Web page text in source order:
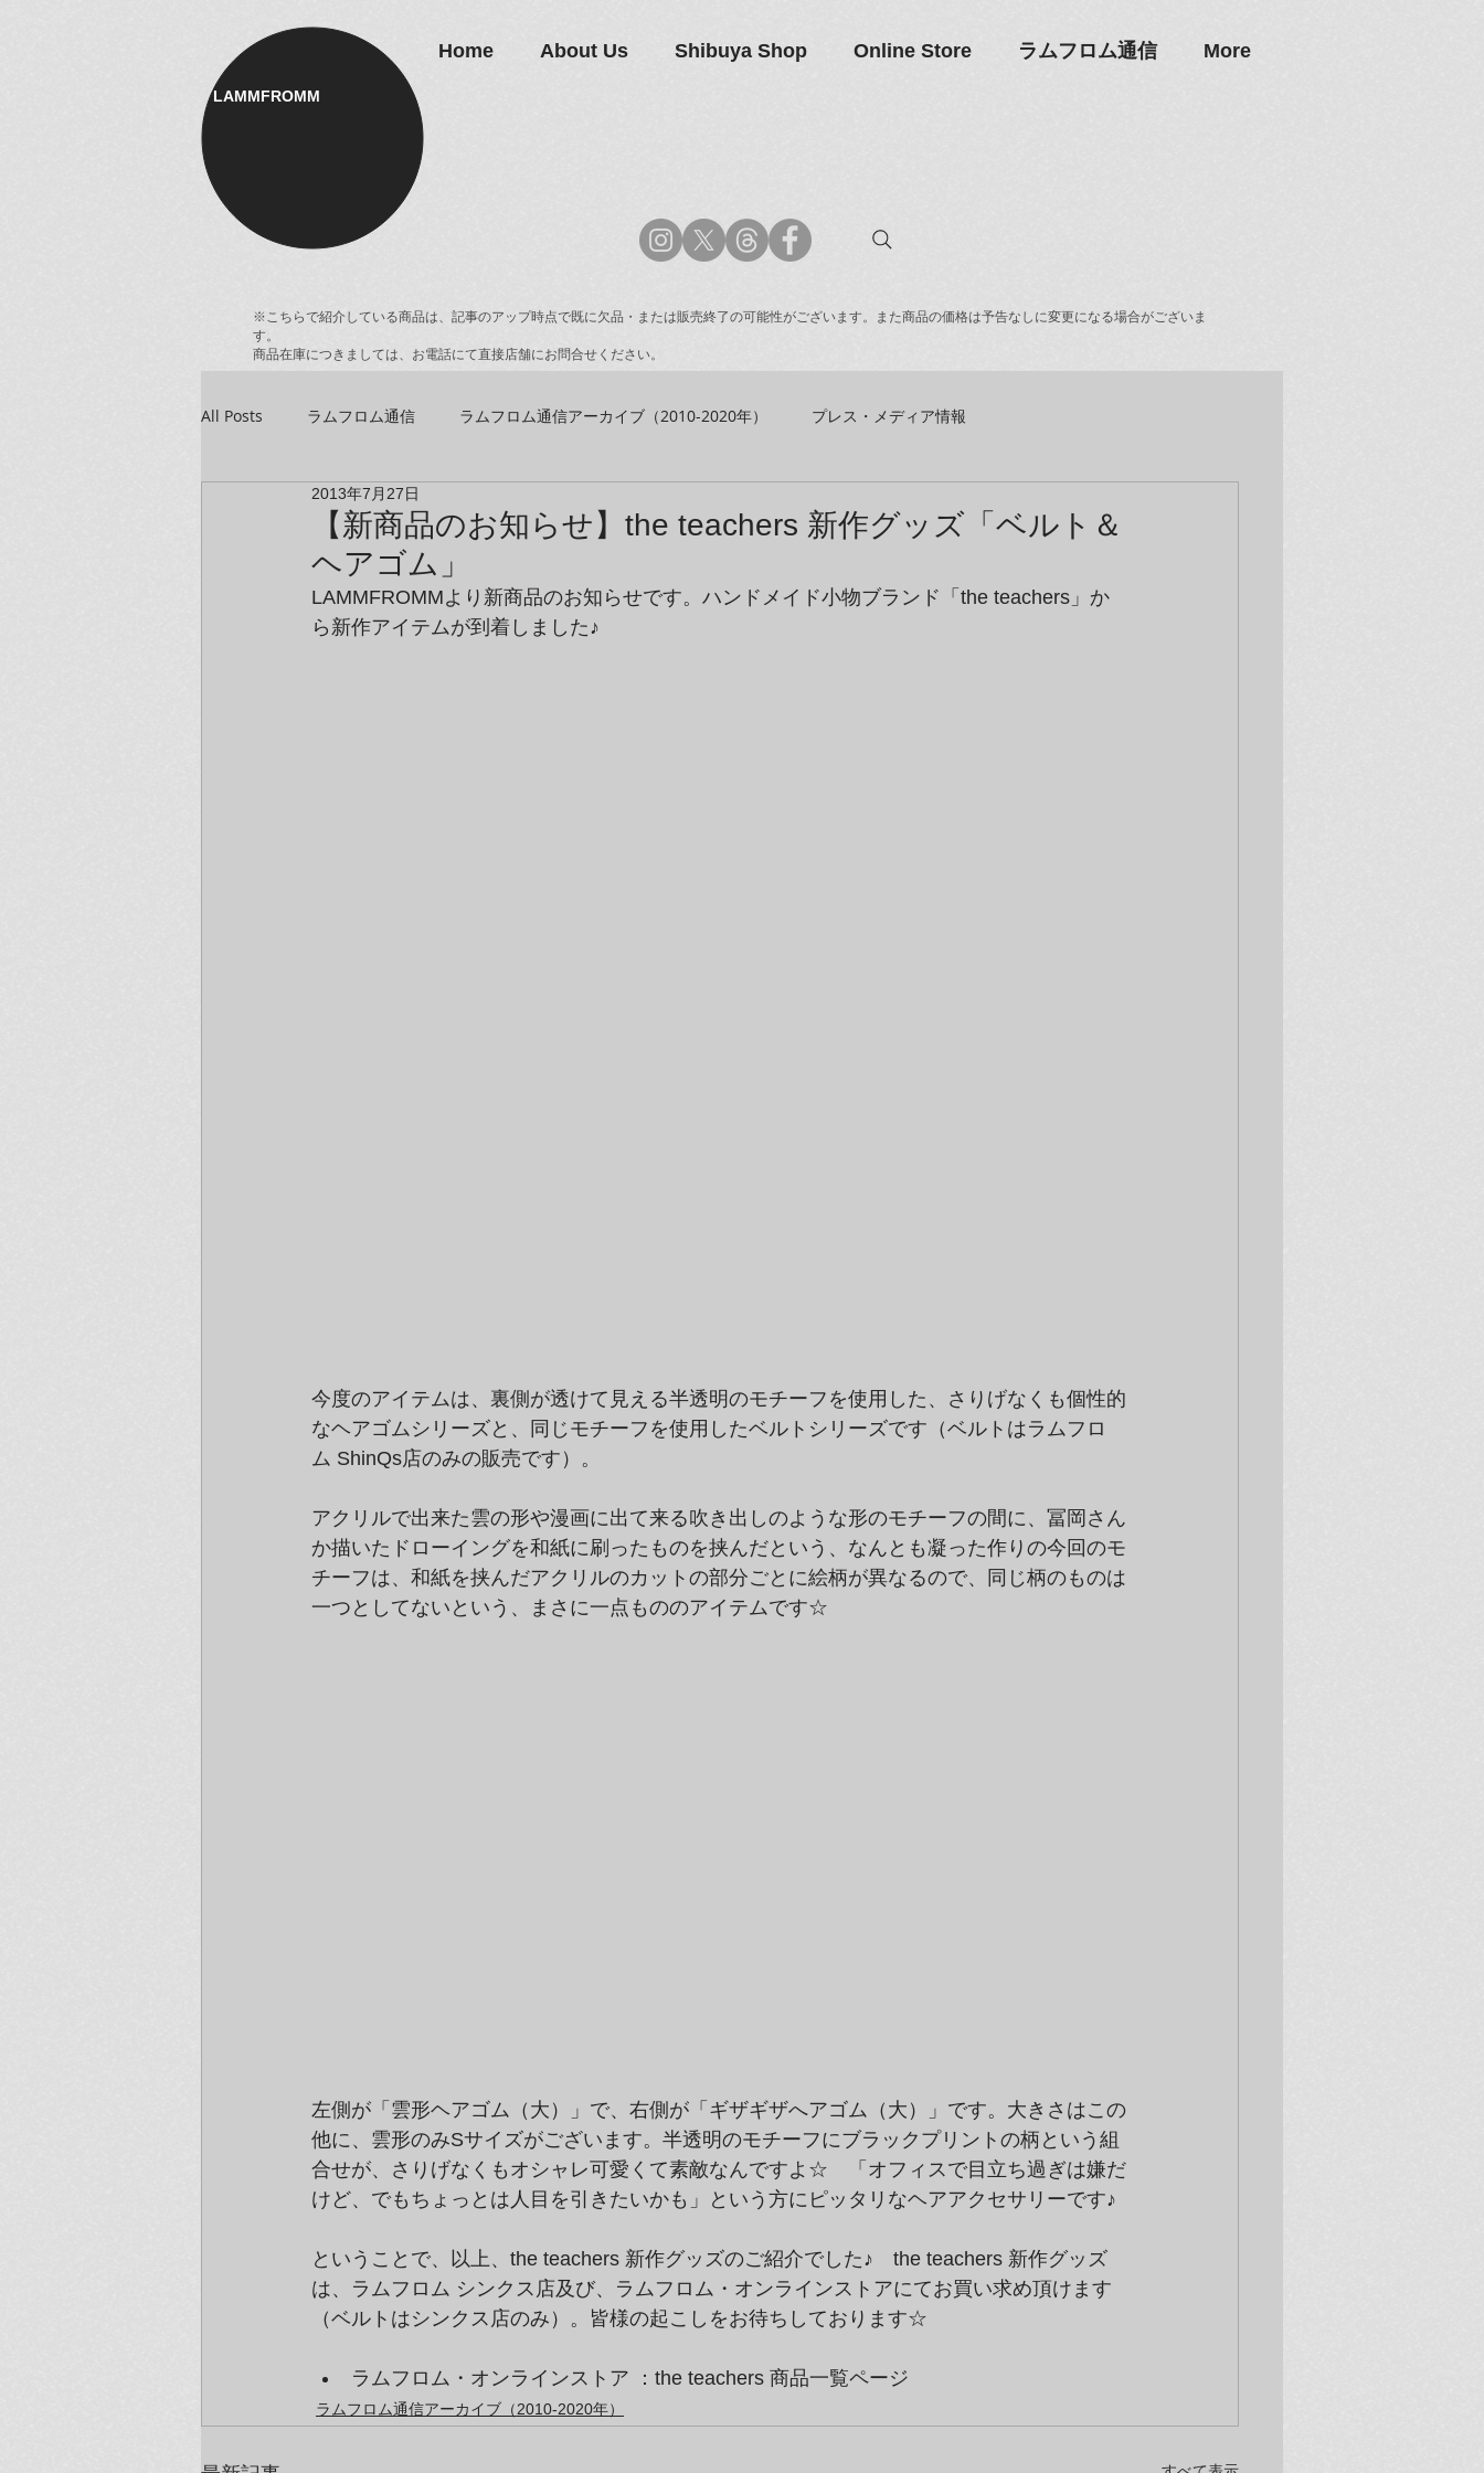
LAMMFROMM​
Home About Us Shibuya Shop Online Store ラムフロム通信 More
※こちらで紹介している商品は、記事のアップ時点で既に欠品・または販売終了の可能性がございます。また商品の価格は予告なしに変更になる場合がございま
す。
商品在庫につきましては、お電話にて直接店舗にお問合せください。
All Posts ラムフロム通信 ラムフロム通信アーカイブ（2010-2020年） プレス・メディア情報
アーティスト＆クリエイター紹介
【新商品のお知らせ】the teachers 新作グッズ「ベルト＆
ヘアゴム」
2013年7月27日
LAMMFROMMより新商品のお知らせです。ハンドメイド小物ブランド「the teachers」か
ら新作アイテムが到着しました♪
今度のアイテムは、裏側が透けて見える半透明のモチーフを使用した、さりげなくも個性的
なヘアゴムシリーズと、同じモチーフを使用したベルトシリーズです（ベルトはラムフロ
ム ShinQs店のみの販売です）。
アクリルで出来た雲の形や漫画に出て来る吹き出しのような形のモチーフの間に、冨岡さん
か描いたドローイングを和紙に刷ったものを挟んだという、なんとも凝った作りの今回のモ
チーフは、和紙を挟んだアクリルのカットの部分ごとに絵柄が異なるので、同じ柄のものは
一つとしてないという、まさに一点もののアイテムです☆
左側が「雲形ヘアゴム（大）」で、右側が「ギザギザへアゴム（大）」です。大きさはこの
他に、雲形のみSサイズがございます。半透明のモチーフにブラックプリントの柄という組
合せが、さりげなくもオシャレ可愛くて素敵なんですよ☆　「オフィスで目立ち過ぎは嫌だ
けど、でもちょっとは人目を引きたいかも」という方にピッタリなヘアアクセサリーです♪
ということで、以上、the teachers 新作グッズのご紹介でした♪　the teachers 新作グッズ
は、ラムフロム シンクス店及び、ラムフロム・オンラインストアにてお買い求め頂けます
（ベルトはシンクス店のみ）。皆様の起こしをお待ちしております☆
ラムフロム・オンラインストア ：the teachers 商品一覧ページ
ラムフロム通信アーカイブ（2010-2020年）